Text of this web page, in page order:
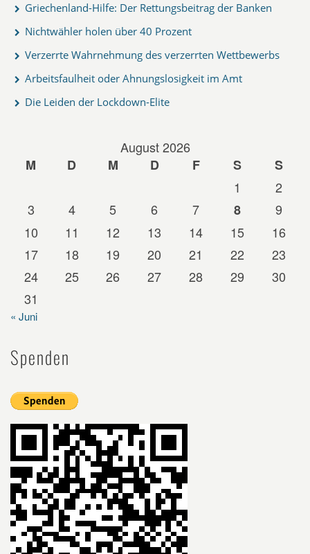
Griechenland-Hilfe: Der Rettungsbeitrag der Banken
Nichtwähler holen über 40 Prozent
Verzerrte Wahrnehmung des verzerrten Wettbewerbs
Arbeitsfaulheit oder Ahnungslosigkeit im Amt
Die Leiden der Lockdown-Elite
August 2026
M
D M D F S
S
1
2
3
4 5 6 7 8
9
10
11 12 13 14 15
16
17
18 19 20 21 22
23
24
25 26 27 28 29
30
31
« Juni
Spenden